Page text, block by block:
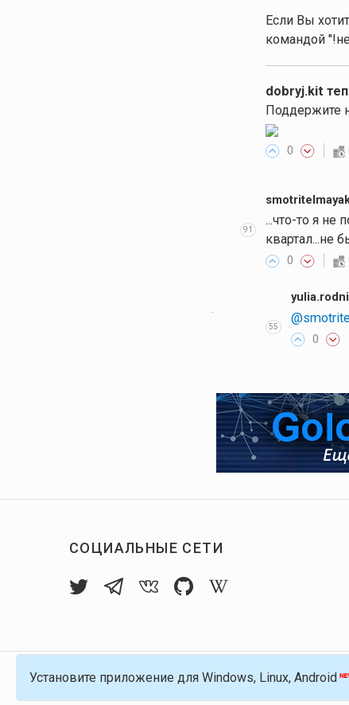
Если Вы
командой
dobryj.kit
Поддержите
0
91
...что-то я не
квартал...не
0
·
55
0
СОЦИАЛЬНЫЕ СЕТИ
© 2016-2026Голос Блоги —
Установите приложение для Windows, Linux, Android